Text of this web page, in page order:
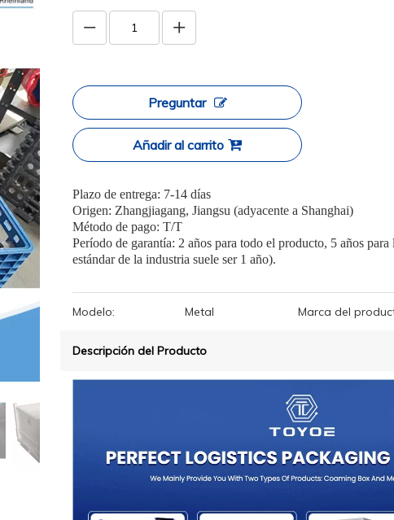
Preguntar
Añadir al carrito
Plazo de entrega: 7-14 días
Origen: Zhangjiagang, Jiangsu (adyacente a Shanghai)
Método de pago: T/T
Período de garantía: 2 años para todo el producto, 5 años
estándar de la industria suele ser 1 año).
Modelo: Metal Marca del
Descripción del Producto